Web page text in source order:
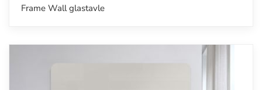
Frame Wall glastavle